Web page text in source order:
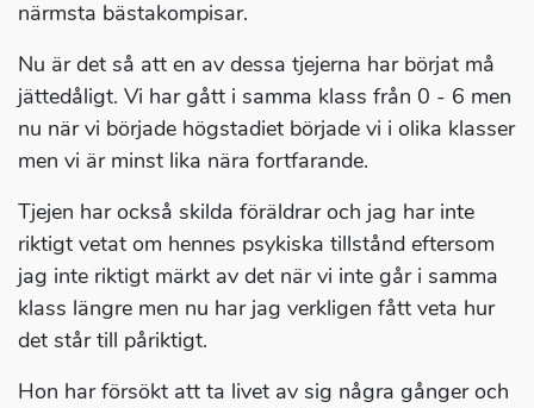
närmsta bästakompisar.
Nu är det så att en av dessa tjejerna har börjat må
jättedåligt. Vi har gått i samma klass från 0 - 6 men
nu när vi började högstadiet började vi i olika klasser
men vi är minst lika nära fortfarande.
Tjejen har också skilda föräldrar och jag har inte
riktigt vetat om hennes psykiska tillstånd eftersom
jag inte riktigt märkt av det när vi inte går i samma
klass längre men nu har jag verkligen fått veta hur
det står till påriktigt.
Hon har försökt att ta livet av sig några gånger och